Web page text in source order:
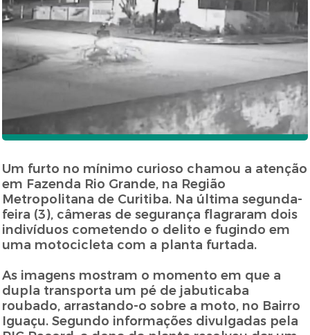
Um furto no mínimo curioso chamou a atenção
em Fazenda Rio Grande, na Região
Metropolitana de Curitiba. Na última segunda-
feira (3), câmeras de segurança flagraram dois
indivíduos cometendo o delito e fugindo em
uma motocicleta com a planta furtada.
As imagens mostram o momento em que a
dupla transporta um pé de jabuticaba
roubado, arrastando-o sobre a moto, no Bairro
Iguaçu. Segundo informações divulgadas pela